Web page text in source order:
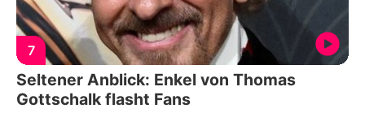
7
Seltener Anblick: Enkel von Thomas
Gottschalk flasht Fans